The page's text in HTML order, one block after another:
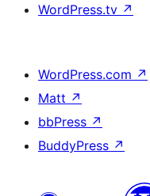
WordPress.tv ↗
WordPress.com ↗
Matt ↗
bbPress ↗
BuddyPress ↗